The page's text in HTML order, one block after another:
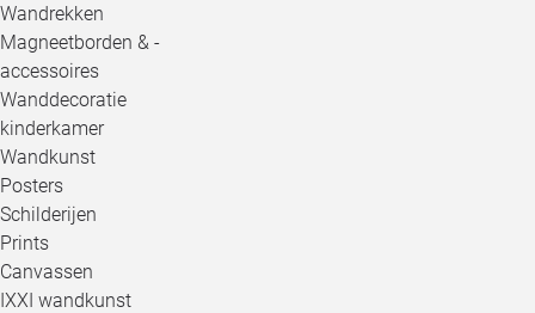
Wandrekken
Magneetborden & -
accessoires
Wanddecoratie
kinderkamer
Wandkunst
Posters
Schilderijen
Prints
Canvassen
IXXI wandkunst